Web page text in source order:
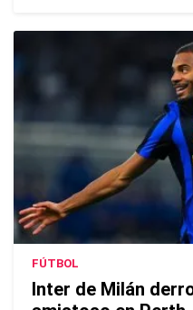
FÚTBOL
Inter de Milán